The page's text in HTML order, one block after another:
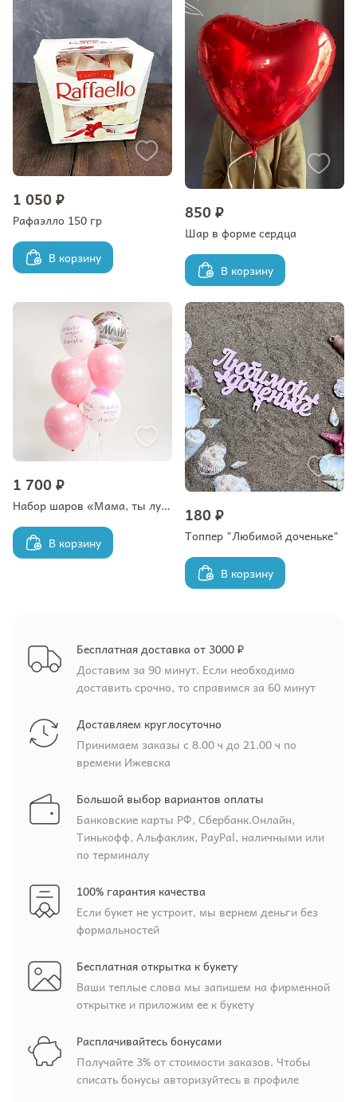
1 050 ₽
Рафаэлло 150 гр
В корзину
850 ₽
Шар в форме сердца
В корзину
1 700 ₽
Набор шаров «Мама, ты лучшая»
В корзину
180 ₽
Топпер "Любимой доченьке"
В корзину
Бесплатная доставка от 3000 ₽
Доставим за 90 минут. Если необходимо
доставить срочно, то справимся за 60 минут
Доставляем круглосуточно
Принимаем заказы с 8.00 ч до 21.00 ч по
времени Ижевска
Большой выбор вариантов оплаты
Банковские карты РФ, Сбербанк.Онлайн,
Тинькофф, Альфаклик, PayPal, наличными или
по терминалу
100% гарантия качества
Если букет не устроит, мы вернем деньги без
формальностей
Бесплатная открытка к букету
Ваши теплые слова мы запишем на фирменной
открытке и приложим ее к букету
Расплачивайтесь бонусами
Получайте 3% от стоимости заказов. Чтобы
списать бонусы авторизуйтесь в профиле